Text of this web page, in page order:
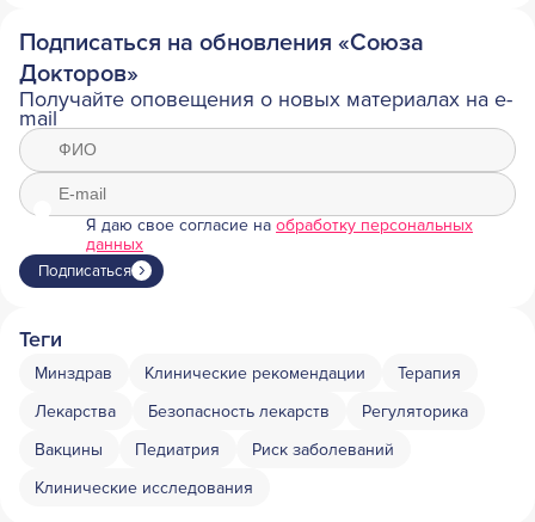
Подписаться на обновления «Союза
Докторов»
Получайте оповещения о новых материалах на e-
mail
Я даю свое согласие на обработку персональных
данных
Подписаться
Теги
Минздрав Клинические рекомендации
Терапия
Лекарства
Безопасность лекарств
Регуляторика
Вакцины
Педиатрия
Риск заболеваний
Клинические исследования